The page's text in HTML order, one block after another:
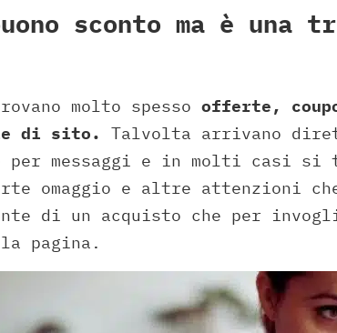
sconto ma è una
molto spesso offerte,
di sito.
Talvolta arrivano
per messaggi e in molti
omaggio e altre attenzioni
di un acquisto che per
pagina.